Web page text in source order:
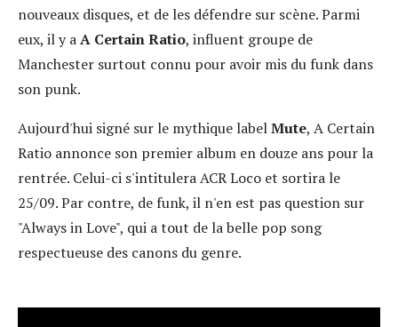
nouveaux disques, et de les défendre sur scène. Parmi
eux, il y aA Certain Ratio, influent groupe de
Manchester surtout connu pour avoir mis du funk dans
son punk.
Aujourd'hui signé sur le mythique labelMute, A Certain
Ratio annonce son premier album en douze ans pour la
rentrée. Celui-ci s'intitulera ACR Loco et sortira le
25/09. Par contre, de funk, il n'en est pas question sur
"Always in Love", qui a tout de la belle pop song
respectueuse des canons du genre.